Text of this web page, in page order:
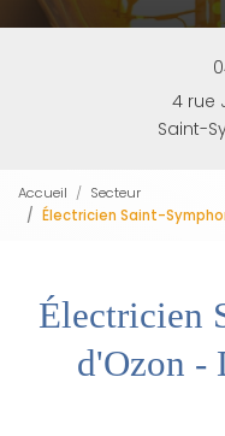
4 rue
Saint-
Accueil
Secteur
Électricien Saint-
Électricien
d'Ozon -